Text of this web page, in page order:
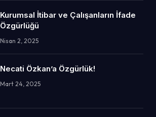
Kurumsal İtibar ve Çalışanların İfade
Özgürlüğü
Nisan 2, 2025
Necati Özkan’a Özgürlük!
Mart 24, 2025